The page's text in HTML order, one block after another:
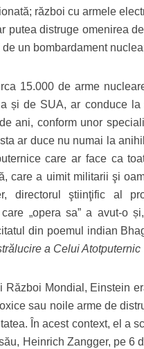
război cu armele
putea distruge omenirea
un bombardament
15.000 de arme
și de SUA, ar conduce
ani, conform unor
ar duce nu numai la
care ar face ca
care a uimit militarii şi
directorul ştiinţific al
„opera sa” a avut-o
din poemul indian
a Celui Atotputernic
Război Mondial, Einstein
sau noile arme de
În acest context, el a
Heinrich Zangger, pe 6